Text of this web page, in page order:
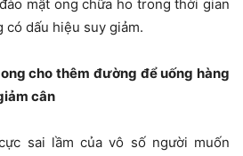
mật ong chữa ho trong thời gian
có dấu hiệu suy giảm.
cho thêm đường để uống hàng
cân
sai lầm của vô số người muốn